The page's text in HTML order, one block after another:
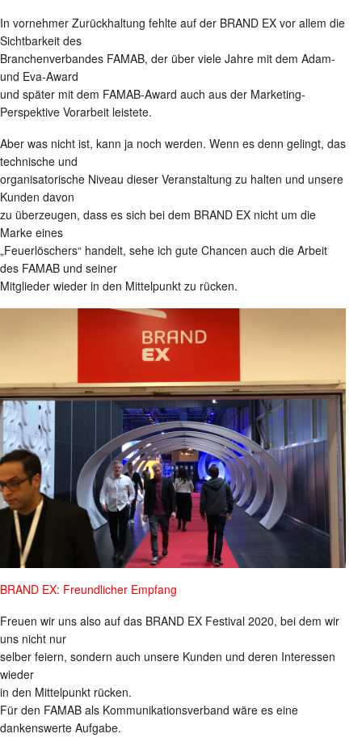
In vornehmer Zurückhaltung fehlte auf der BRAND EX vor allem die
Sichtbarkeit des
Branchenverbandes FAMAB, der über viele Jahre mit dem Adam-
und Eva-Award
und später mit dem FAMAB-Award auch aus der Marketing-
Perspektive Vorarbeit leistete.
Aber was nicht ist, kann ja noch werden. Wenn es denn gelingt, das
technische und
organisatorische Niveau dieser Veranstaltung zu halten und unsere
Kunden davon
zu überzeugen, dass es sich bei dem BRAND EX nicht um die
Marke eines
„Feuerlöschers“ handelt, sehe ich gute Chancen auch die Arbeit
des FAMAB und seiner
Mitglieder wieder in den Mittelpunkt zu rücken.
BRAND EX: Freundlicher Empfang
Freuen wir uns also auf das BRAND EX Festival 2020, bei dem wir
uns nicht nur
selber feiern, sondern auch unsere Kunden und deren Interessen
wieder
in den Mittelpunkt rücken.
Für den FAMAB als Kommunikationsverband wäre es eine
dankenswerte Aufgabe.